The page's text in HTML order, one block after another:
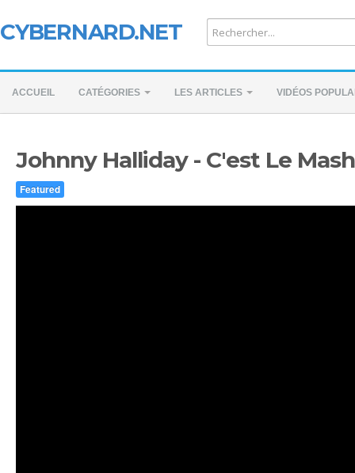
CYBERNARD.NET
ACCUEIL CATÉGORIES LES ARTICLES VIDÉOS
Johnny Halliday - C'est Le
Featured